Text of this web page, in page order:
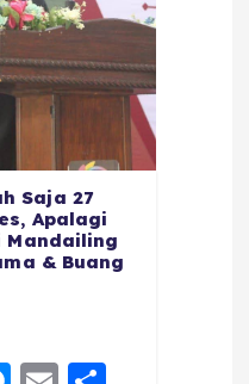
Saja 27
Apalagi
Mandailing
& Buang